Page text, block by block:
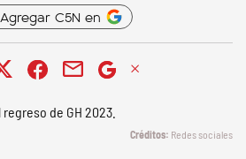
Agregar C5N en
Redes sociales